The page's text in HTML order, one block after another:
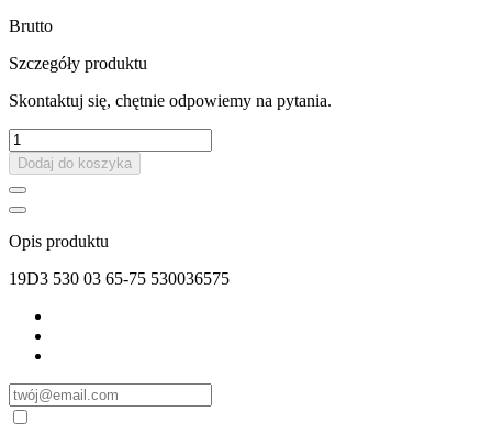
Brutto
Szczegóły produktu
Skontaktuj się, chętnie odpowiemy na pytania.
Dodaj do koszyka
Opis produktu
19D3 530 03 65-75 530036575